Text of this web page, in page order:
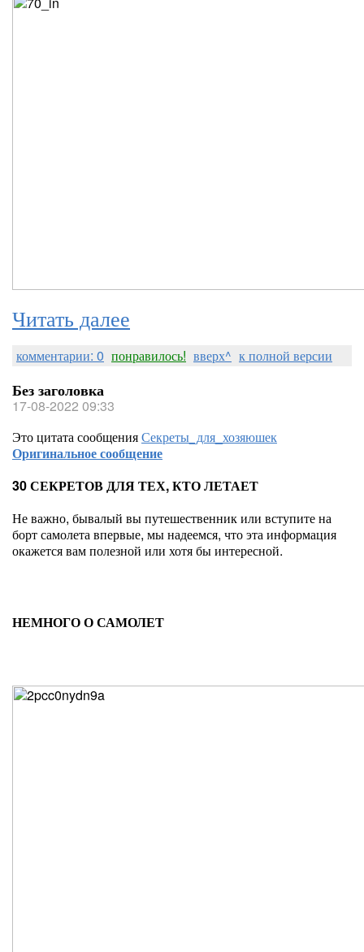
Читать далее
комментарии: 0 понравилось! вверх^ к полной версии
Без заголовка
17-08-2022 09:33
Это цитата сообщенияСекреты_для_хозяюшек
Оригинальное сообщение
30 СЕКРЕТОВ ДЛЯ ТЕХ, КТО ЛЕТАЕТ
Не важно, бывалый вы путешественник или вступите на
борт самолета впервые, мы надеемся, что эта информация
окажется вам полезной или хотя бы интересной.
НЕМНОГО О САМОЛЕТ